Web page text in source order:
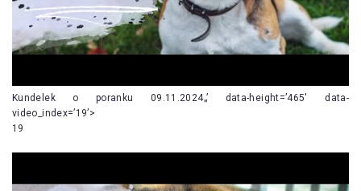
Kundelek o poranku 09.11.2024„’ data-height=’465′ data-
video_index=’19’>
19